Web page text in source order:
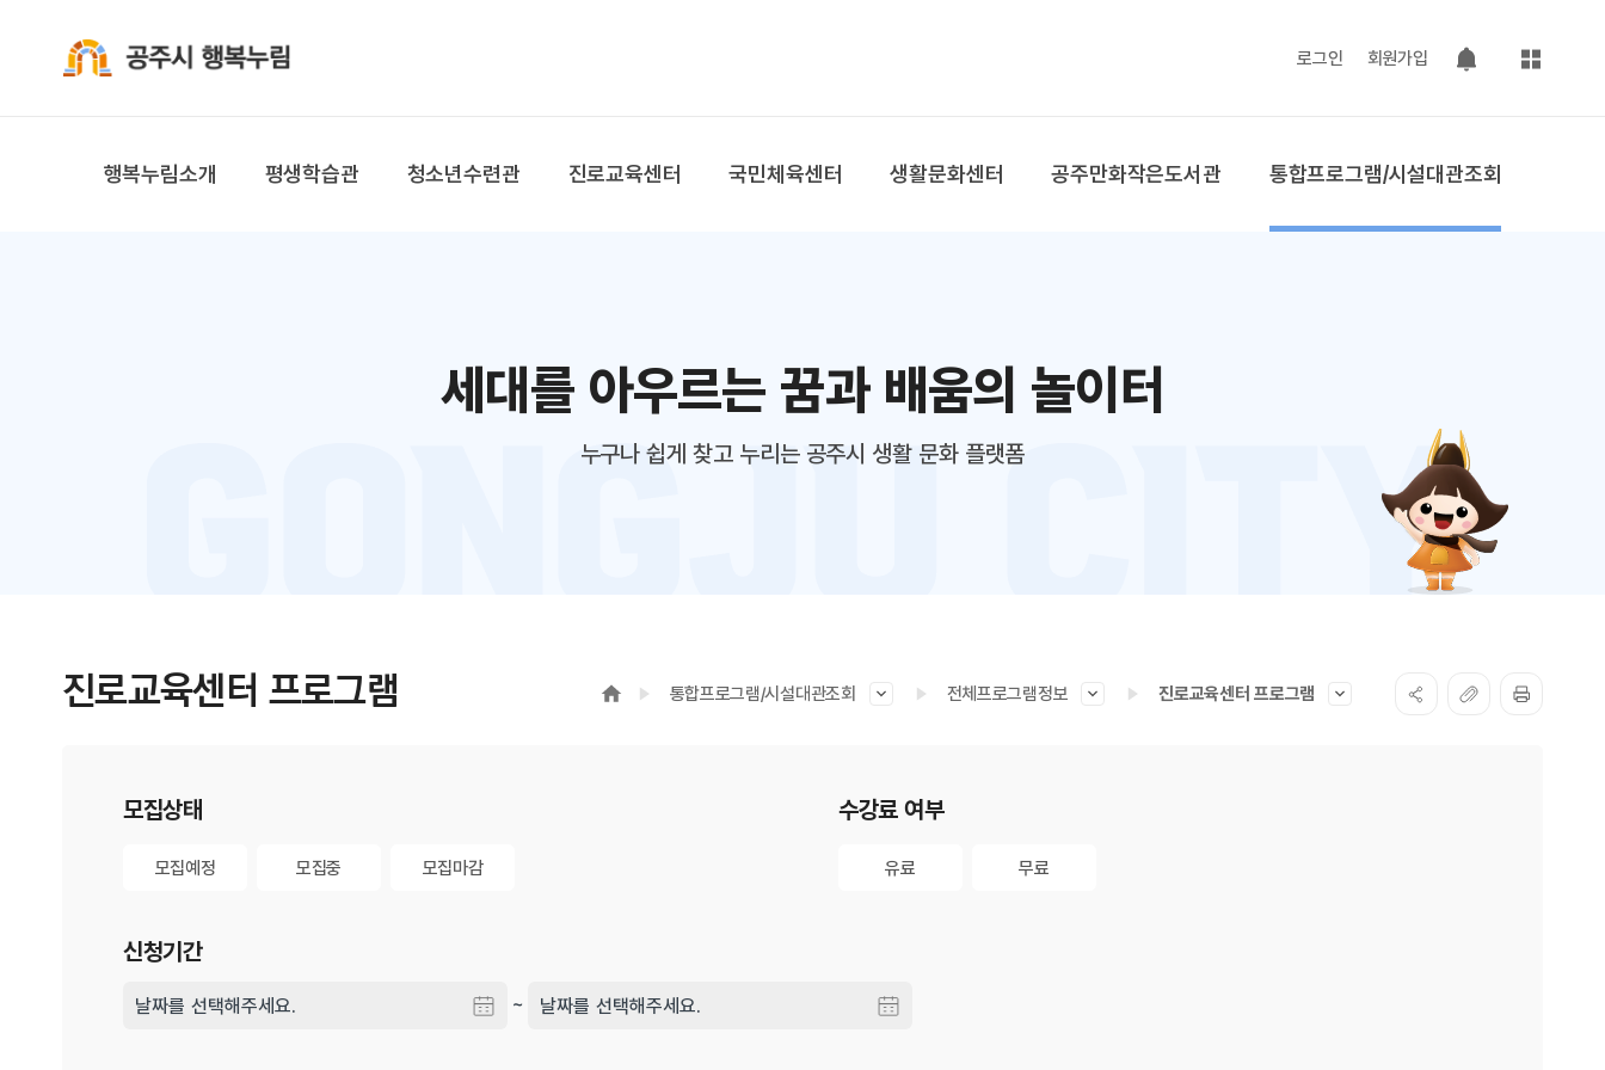
로그인 회원가입
팝업 열기
사이트맵
행복누림소개 평생학습관 청소년수련관 진로교육센터 국민체육센터 생활문화센터 공주만화작은도서관 통합프로그램/시설대관조회
세대를 아우르는 꿈과 배움의 놀이터
누구나 쉽게 찾고 누리는 공주시 생활 문화 플랫폼
진로교육센터 프로그램 통합프로그램/시설대관조회 전체프로그램정보 진로교육센터 프로그램
모집상태
모집예정
모집예정 모집중모집중 모집마감
모집마감
수강료 여부
유료 무료
신청기간
~